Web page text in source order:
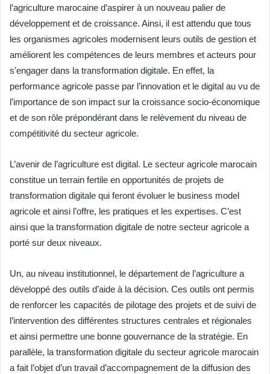
l’agriculture marocaine d’aspirer à un nouveau palier de
développement et de croissance. Ainsi, il est attendu que tous
les organismes agricoles modernisent leurs outils de gestion et
améliorent les compétences de leurs membres et acteurs pour
s’engager dans la transformation digitale. En effet, la
performance agricole passe par l’innovation et le digital au vu de
l’importance de son impact sur la croissance socio-économique
et de son rôle prépondérant dans le relèvement du niveau de
compétitivité du secteur agricole.
L’avenir de l’agriculture est digital. Le secteur agricole marocain
constitue un terrain fertile en opportunités de projets de
transformation digitale qui feront évoluer le business model
agricole et ainsi l’offre, les pratiques et les expertises. C’est
ainsi que la transformation digitale de notre secteur agricole a
porté sur deux niveaux.
Un, au niveau institutionnel, le département de l’agriculture a
développé des outils d’aide à la décision. Ces outils ont permis
de renforcer les capacités de pilotage des projets et de suivi de
l’intervention des différentes structures centrales et régionales
et ainsi permettre une bonne gouvernance de la stratégie. En
parallèle, la transformation digitale du secteur agricole marocain
a fait l’objet d’un travail d’accompagnement de la diffusion des